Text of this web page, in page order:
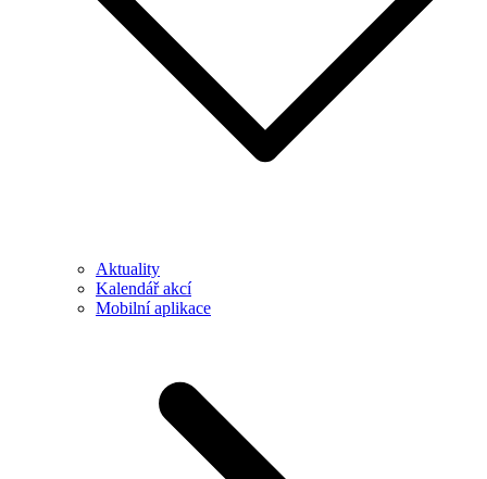
Aktuality
Kalendář akcí
Mobilní aplikace